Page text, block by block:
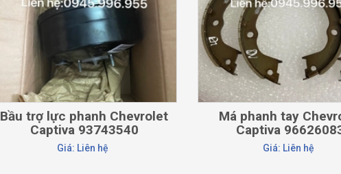
Bầu trợ lực phanh Chevrolet
Captiva 93743540
Giá: Liên hệ
Má phanh tay
Captiva
Giá: Liên hệ